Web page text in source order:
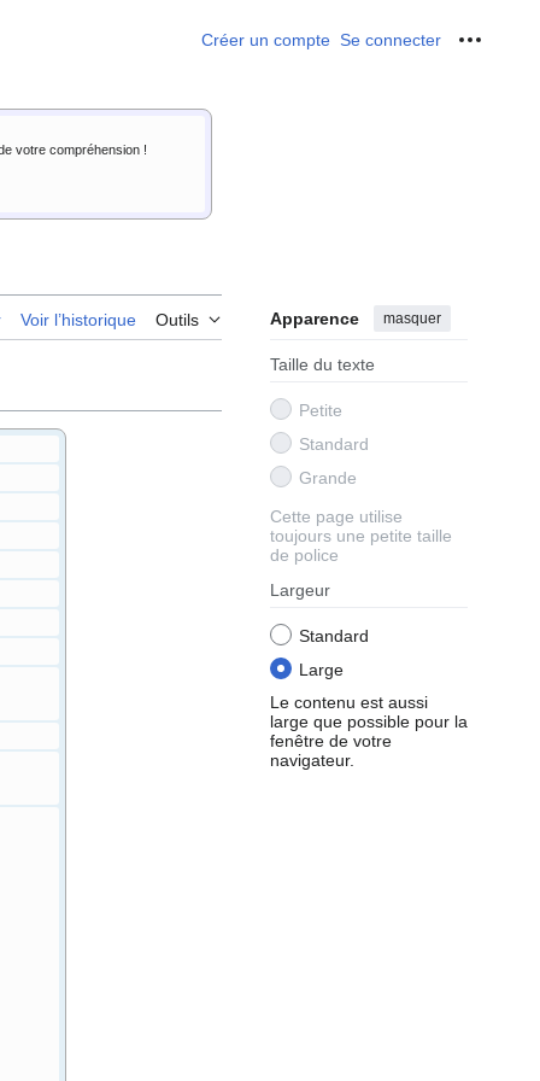
Créer un compte Se connecter Outils
votre compréhension !
Voir l’historique Outils Apparence masquer
Taille du texte
Petite
Standard
Grande
Cette page utilise
toujours une petite taille
de police
Largeur
Standard
Large
Le contenu est aussi
large que possible pour la
fenêtre de votre
navigateur.